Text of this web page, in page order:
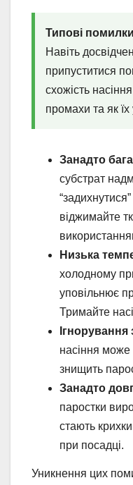
Типові помилки
Навіть
припуститися
схожість
промахи та як їх
Занадто
субстрат
віджимайте
Низька
холодному
уповільнює
Тримайте
насіння
знищить
Занадто
паростки
стають
при посадці.
Уникнення цих